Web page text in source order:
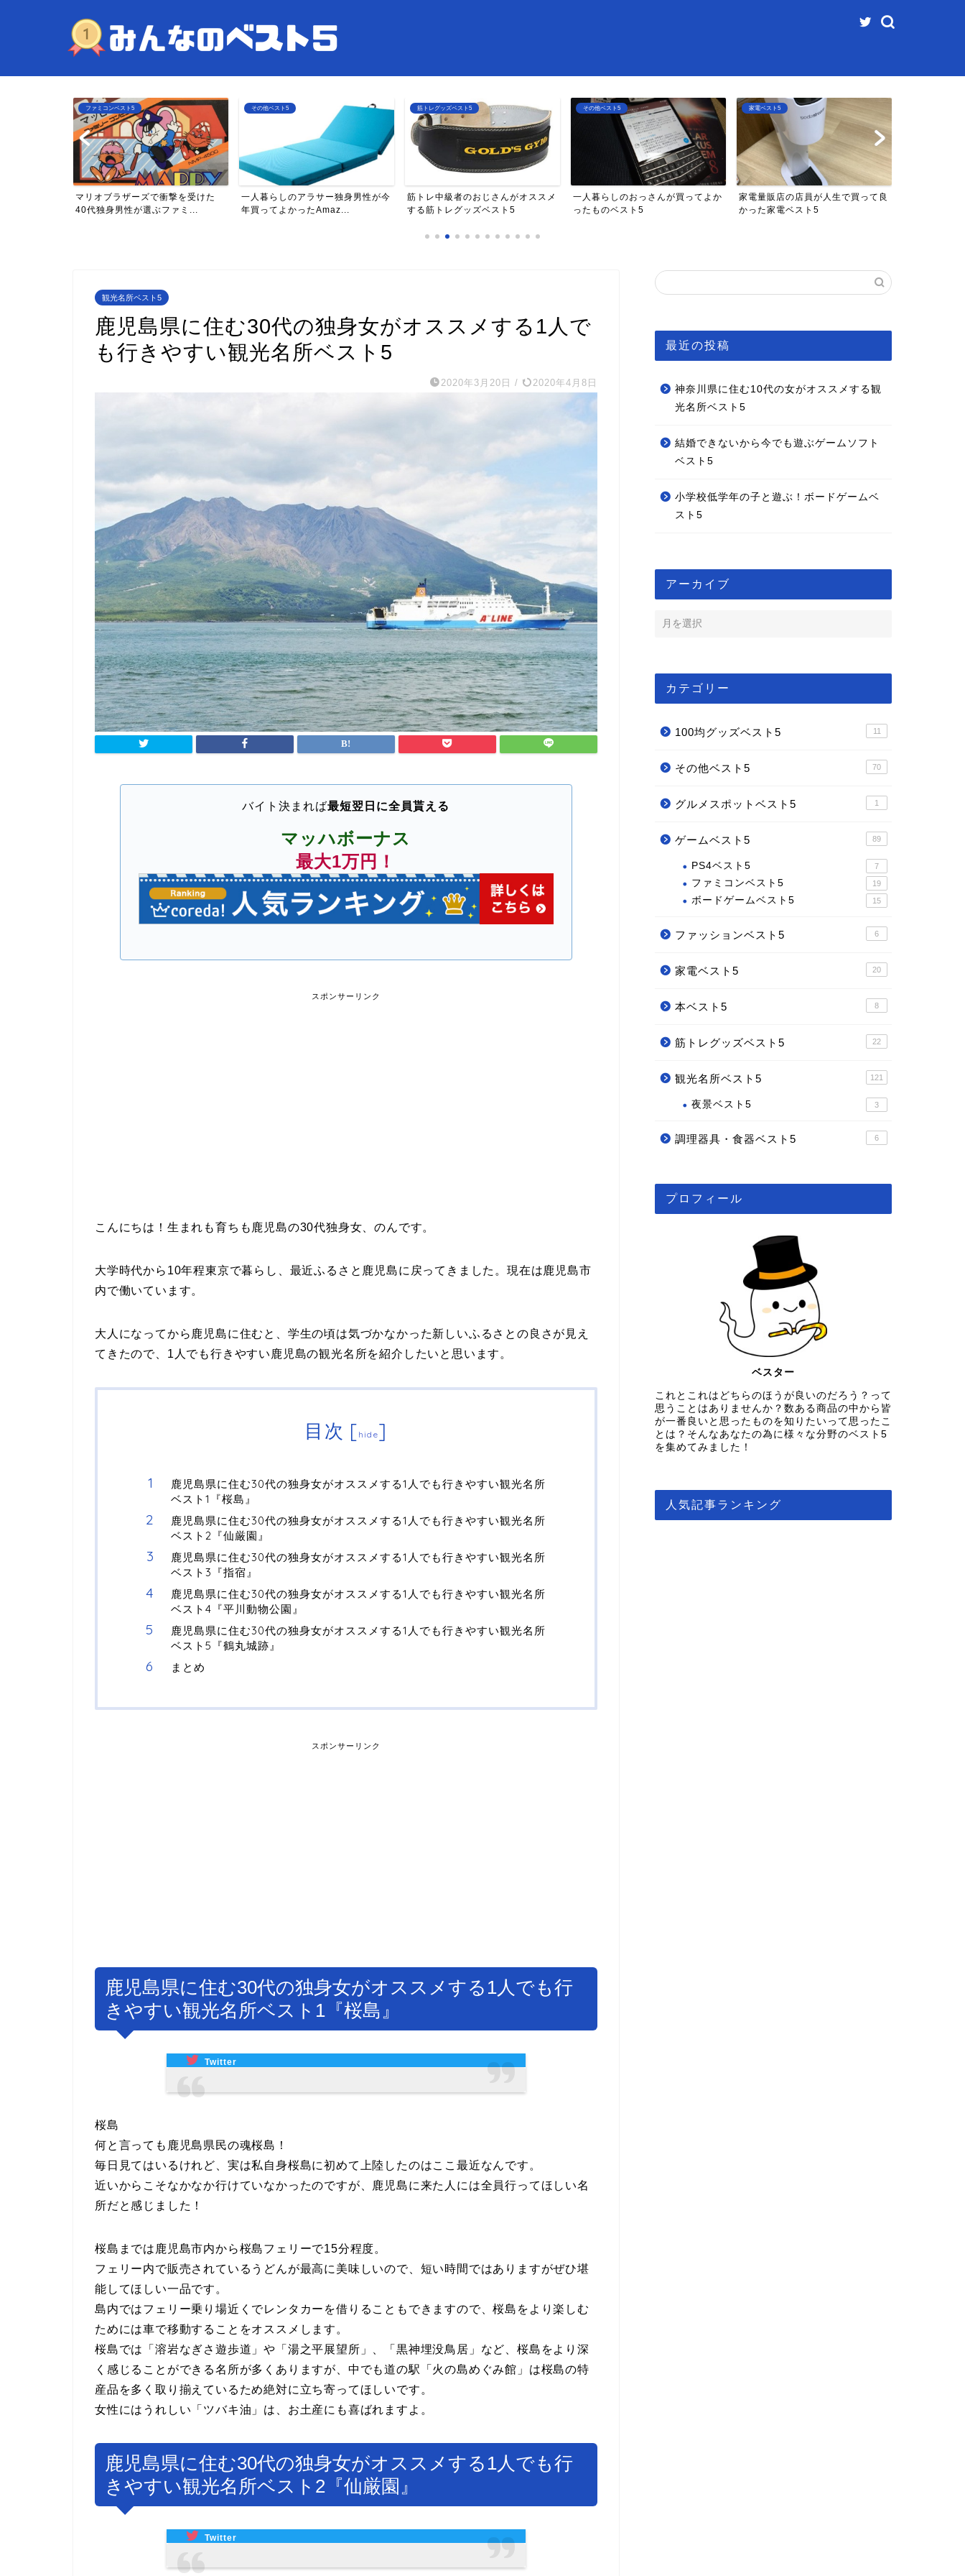
ファミコンベスト5
マリオブラザーズで衝撃を受けた
40代独身男性が選ぶファミ...
その他ベスト5
一人暮らしのアラサー独身男性が今
年買ってよかったAmaz...
筋トレグッズベスト5
筋トレ中級者のおじさんがオススメ
する筋トレグッズベスト5
その他ベスト5
一人暮らしのおっさんが買ってよか
ったものベスト5
家電ベスト5
家電量販店の店員が人生で買って良
かった家電ベスト5
観光名所ベスト5
鹿児島県に住む30代の独身女がオススメする1人で
も行きやすい観光名所ベスト5
2020年3月20日 / 2020年4月8日
バイト決まれば最短翌日に全員貰える
マッハボーナス
最大1万円！
スポンサーリンク
こんにちは！生まれも育ちも鹿児島の30代独身女、のんです。
大学時代から10年程東京で暮らし、最近ふるさと鹿児島に戻ってきました。現在は鹿児島市
内で働いています。
大人になってから鹿児島に住むと、学生の頃は気づかなかった新しいふるさとの良さが見え
てきたので、1人でも行きやすい鹿児島の観光名所を紹介したいと思います。
目次 [ hide]
鹿児島県に住む30代の独身女がオススメする1人でも行きやすい観光名所
ベスト1『桜島』
鹿児島県に住む30代の独身女がオススメする1人でも行きやすい観光名所
ベスト2『仙厳園』
鹿児島県に住む30代の独身女がオススメする1人でも行きやすい観光名所
ベスト3『指宿』
鹿児島県に住む30代の独身女がオススメする1人でも行きやすい観光名所
ベスト4『平川動物公園』
鹿児島県に住む30代の独身女がオススメする1人でも行きやすい観光名所
ベスト5『鶴丸城跡』
まとめ
スポンサーリンク
鹿児島県に住む30代の独身女がオススメする1人でも行
きやすい観光名所ベスト1『桜島』
Twitter
桜島
何と言っても鹿児島県民の魂桜島！
毎日見てはいるけれど、実は私自身桜島に初めて上陸したのはここ最近なんです。
近いからこそなかなか行けていなかったのですが、鹿児島に来た人には全員行ってほしい名
所だと感じました！
桜島までは鹿児島市内から桜島フェリーで15分程度。
フェリー内で販売されているうどんが最高に美味しいので、短い時間ではありますがぜひ堪
能してほしい一品です。
島内ではフェリー乗り場近くでレンタカーを借りることもできますので、桜島をより楽しむ
ためには車で移動することをオススメします。
桜島では「溶岩なぎさ遊歩道」や「湯之平展望所」、「黒神埋没鳥居」など、桜島をより深
く感じることができる名所が多くありますが、中でも道の駅「火の島めぐみ館」は桜島の特
産品を多く取り揃えているため絶対に立ち寄ってほしいです。
女性にはうれしい「ツバキ油」は、お土産にも喜ばれますよ。
鹿児島県に住む30代の独身女がオススメする1人でも行
きやすい観光名所ベスト2『仙厳園』
Twitter
最近の投稿
神奈川県に住む10代の女がオススメする観
光名所ベスト5
結婚できないから今でも遊ぶゲームソフト
ベスト5
小学校低学年の子と遊ぶ！ボードゲームベ
スト5
アーカイブ
カテゴリー
100均グッズベスト5 11
その他ベスト5 70
グルメスポットベスト5 1
ゲームベスト5 89
PS4ベスト5 7
ファミコンベスト5 19
ボードゲームベスト5 15
ファッションベスト5 6
家電ベスト5 20
本ベスト5 8
筋トレグッズベスト5 22
観光名所ベスト5 121
夜景ベスト5 3
調理器具・食器ベスト5 6
プロフィール
ベスター
これとこれはどちらのほうが良いのだろう？って
思うことはありませんか？数ある商品の中から皆
が一番良いと思ったものを知りたいって思ったこ
とは？そんなあなたの為に様々な分野のベスト5
を集めてみました！
人気記事ランキング